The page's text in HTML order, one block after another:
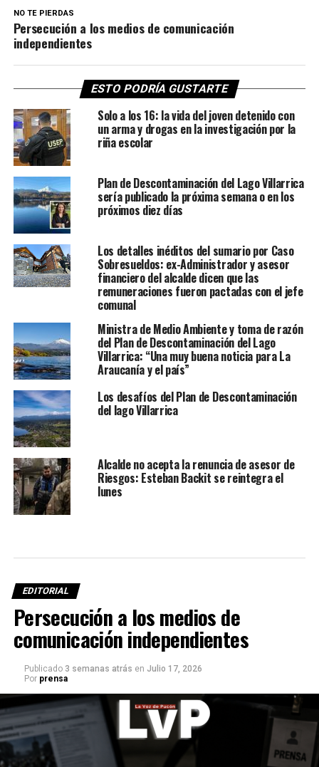
NO TE PIERDAS
Persecución a los medios de comunicación
independientes
ESTO PODRÍA GUSTARTE
Solo a los 16: la vida del joven detenido con
un arma y drogas en la investigación por la
riña escolar
Plan de Descontaminación del Lago Villarrica
sería publicado la próxima semana o en los
próximos diez días
Los detalles inéditos del sumario por Caso
Sobresueldos: ex-Administrador y asesor
financiero del alcalde dicen que las
remuneraciones fueron pactadas con el jefe
comunal
Ministra de Medio Ambiente y toma de razón
del Plan de Descontaminación del Lago
Villarrica: “Una muy buena noticia para La
Araucanía y el país”
Los desafíos del Plan de Descontaminación
del lago Villarrica
Alcalde no acepta la renuncia de asesor de
Riesgos: Esteban Backit se reintegra el
lunes
EDITORIAL
Persecución a los medios de
comunicación independientes
Publicado 3 semanas atrás en Julio 17, 2026
Por prensa